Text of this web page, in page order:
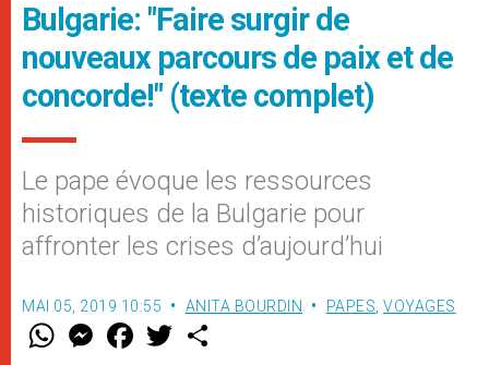
Bulgarie: "Faire surgir de
nouveaux parcours de paix et de
concorde!" (texte complet)
Le pape évoque les ressources
historiques de la Bulgarie pour
affronter les crises d’aujourd’hui
MAI 05, 2019 10:55 ANITA BOURDIN PAPES, VOYAGES
W M
e
F
a w